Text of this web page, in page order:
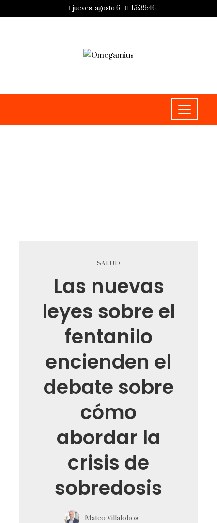
jueves, agosto 6 15:39:47
SALUD
Las nuevas
leyes sobre el
fentanilo
encienden el
debate sobre
cómo
abordar la
crisis de
sobredosis
Mateo Villalobos